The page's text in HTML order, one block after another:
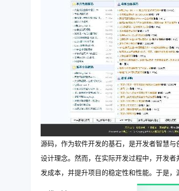
源码，作为软件开发的基石，是开发者智慧
设计理念。然而，在实际开发过程中，开发
发成本，并提升项目的稳定性和性能。于是